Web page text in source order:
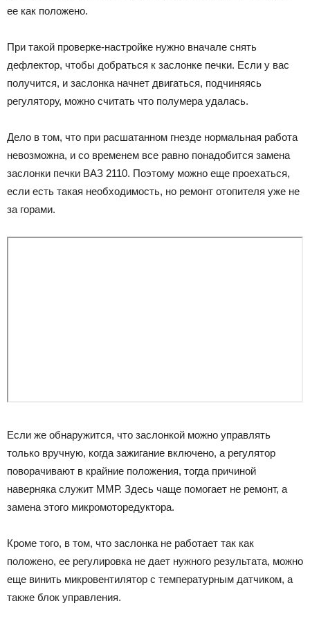
ее как положено.
При такой проверке-настройке нужно вначале снять
дефлектор, чтобы добраться к заслонке печки. Если у вас
получится, и заслонка начнет двигаться, подчиняясь
регулятору, можно считать что полумера удалась.
Дело в том, что при расшатанном гнезде нормальная работа
невозможна, и со временем все равно понадобится замена
заслонки печки ВАЗ 2110. Поэтому можно еще проехаться,
если есть такая необходимость, но ремонт отопителя уже не
за горами.
Если же обнаружится, что заслонкой можно управлять
только вручную, когда зажигание включено, а регулятор
поворачивают в крайние положения, тогда причиной
наверняка служит ММР. Здесь чаще помогает не ремонт, а
замена этого микромоторедуктора.
Кроме того, в том, что заслонка не работает так как
положено, ее регулировка не дает нужного результата, можно
еще винить микровентилятор с температурным датчиком, а
также блок управления.